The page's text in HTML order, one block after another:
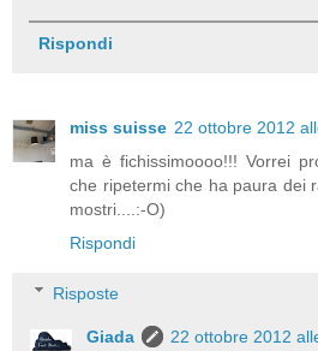
Rispondi
miss suisse 22 ottobre 2012
ma è fichissimoooo!!! Vorrei
che ripetermi che ha paura dei
mostri....:-O)
Rispondi
Risposte
Giada
22 ottobre 2012